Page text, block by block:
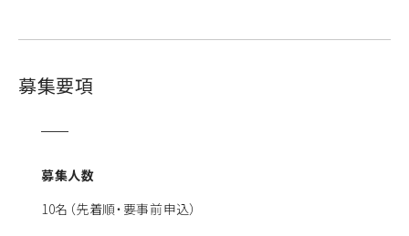
募集要項
募集人数
10名（先着順・要事前申込）